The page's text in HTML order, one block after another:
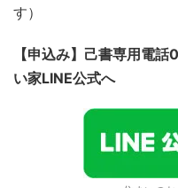
す）
【申込み】己書専用電
い家LINE公式へ